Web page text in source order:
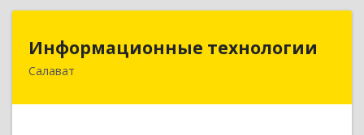
Информационные технологии
Салават
Информационные технологии